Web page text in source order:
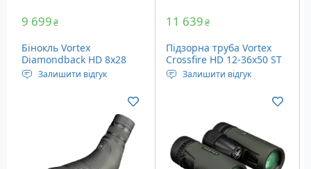
9 699₴
Бінокль Vortex
Diamondback HD 8x28
Залишити відгук
Кратність наближення:
Діаметр об'єктива: 28 мм
Вага: 397 грам
11 639₴
Підзорна труба Vortex
Crossfire HD 12-36x50 ST
(CF-50S)
Залишити відгук
Діаметр об'єктива: 50 ​​мм
Кратність наближення:
12х - 36х